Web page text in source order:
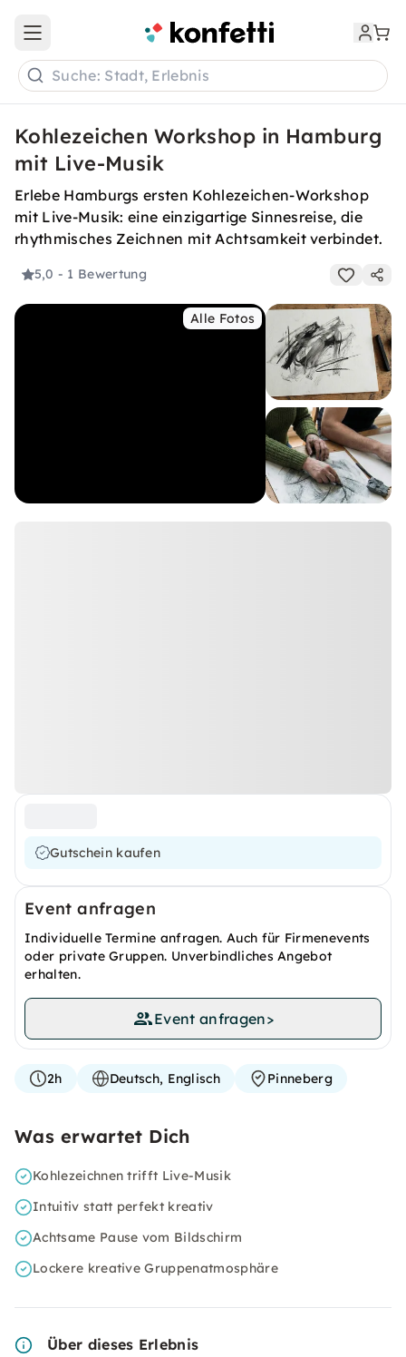
Open main menu
Suche: Stadt, Erlebnis
Kohlezeichen Workshop in Hamburg
mit Live-Musik
Erlebe Hamburgs ersten Kohlezeichen-Workshop
mit Live-Musik: eine einzigartige Sinnesreise, die
rhythmisches Zeichnen mit Achtsamkeit verbindet.
5,0 - 1 Bewertung
Alle Fotos
Gutschein kaufen
Event anfragen
Individuelle Termine anfragen. Auch für Firmenevents
oder private Gruppen. Unverbindliches Angebot
erhalten.
Event anfragen>
2h Deutsch, Englisch Pinneberg
Was erwartet Dich
Kohlezeichnen trifft Live-Musik
Intuitiv statt perfekt kreativ
Achtsame Pause vom Bildschirm
Lockere kreative Gruppenatmosphäre
Über dieses Erlebnis